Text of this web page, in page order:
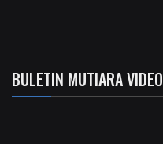
BULETIN MUTIARA VIDEO